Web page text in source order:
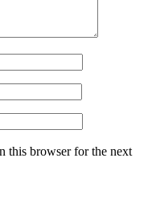
this browser for the next